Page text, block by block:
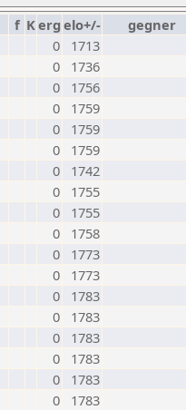
f Kerg elo+/- gegner
0
1713
0
1736
0
1756
0
1759
0
1759
0
1759
0
1742
0
1755
0
1755
0
1758
0
1773
0
1773
0
1783
0
1783
0
1783
0
1783
0
1783
0
1783